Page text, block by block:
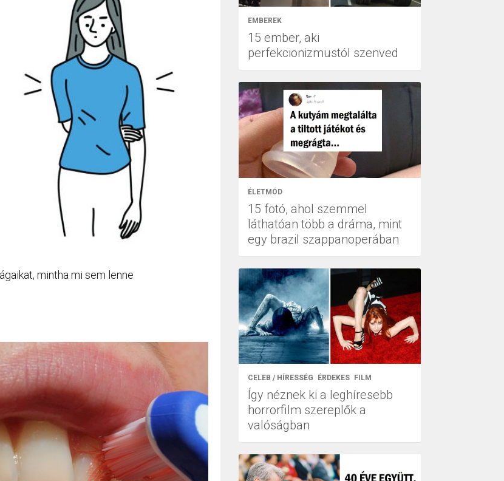
mintha mi sem lenne
EMBEREK
15 ember, aki
perfekcionizmustól szenved
ÉLETMÓD
15 fotó, ahol szemmel
láthatóan több a dráma, mint
egy brazil szappanoperában
CELEB / HÍRESSÉG ÉRDEKES FILM
Így néznek ki a leghíresebb
horrorfilm szereplők a
valóságban